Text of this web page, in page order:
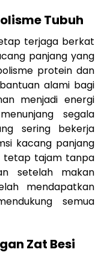
Tubuh
terjaga berkat
panjang yang
protein dan
alami bagi
menjadi energi
segala
sering bekerja
kacang panjang
tetap tajam tanpa
setelah makan
mendapatkan
semua
Zat Besi